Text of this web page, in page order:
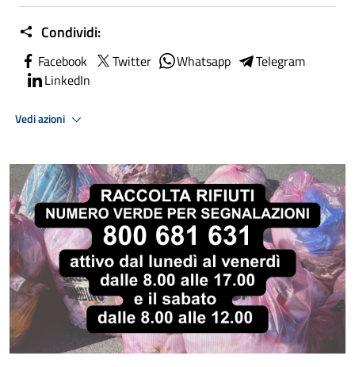
Condividi:
Facebook Twitter Whatsapp
Telegram
LinkedIn
Vedi azioni